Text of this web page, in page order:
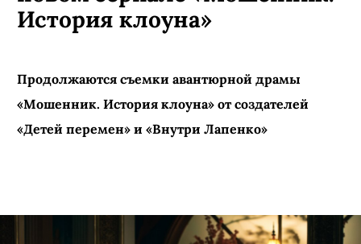
возглавил банду